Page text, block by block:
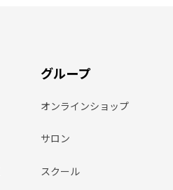
グループ
オンラインショップ
サロン
スクール